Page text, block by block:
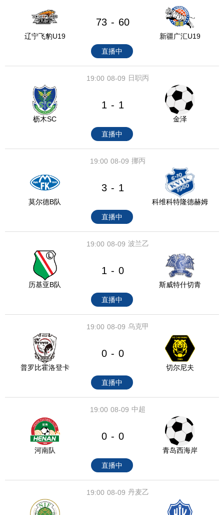
辽宁飞豹U19
73 - 60
新疆广汇U19
直播中
08-09
19:00 日职丙
枥木SC
1 - 1
金泽
直播中
08-09
19:00 挪丙
莫尔德B队
3 - 1
科维科特隆德赫姆
直播中
08-09
19:00 波兰乙
历基亚B队
1 - 0
斯威特什切青
直播中
08-09
19:00 乌克甲
普罗比霍洛登卡
0 - 0
切尔尼夫
直播中
08-09
19:00 中超
河南队
0 - 0
青岛西海岸
直播中
08-09
19:00 丹麦乙